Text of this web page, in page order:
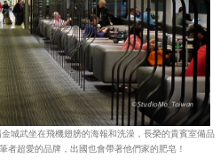
城武坐在飛機翅膀的海報和洗澡，長榮的貴賓室備品
者超愛的品牌，出國也會帶著他們家的肥皂！